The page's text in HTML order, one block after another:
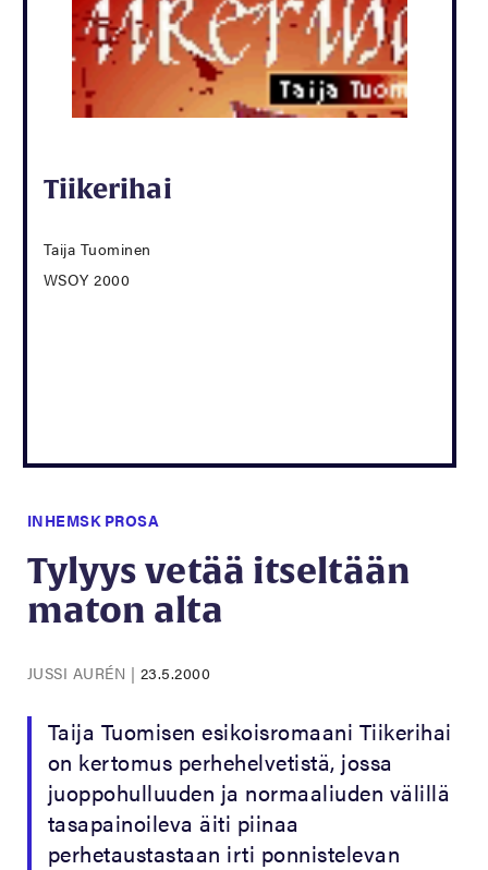
Tiikerihai
Taija Tuominen
WSOY 2000
INHEMSK PROSA
Tylyys vetää itseltään
maton alta
JUSSI AURÉN | 23.5.2000
Taija Tuomisen esikoisromaani Tiikerihai
on kertomus perhehelvetistä, jossa
juoppohulluuden ja normaaliuden välillä
tasapainoileva äiti piinaa
perhetaustastaan irti ponnistelevan